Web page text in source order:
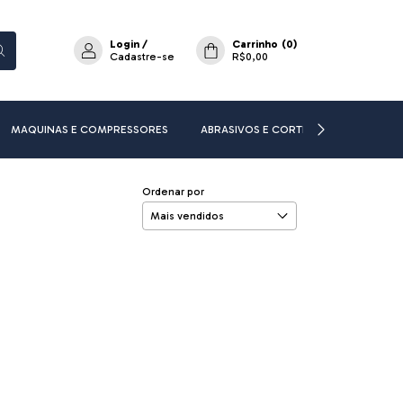
Login /
Cadastre-se
Carrinho (0)
R$0,00
MAQUINAS E COMPRESSORES ABRASIVOS E CORTE
Ordenar por